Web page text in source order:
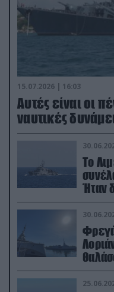
15.07.2026 | 16:03
Aυτές είναι οι
ναυτικές
Το
Ήταν
θαλάσσιες